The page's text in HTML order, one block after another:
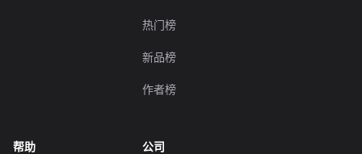
热门榜
新品榜
作者榜
帮助 公司